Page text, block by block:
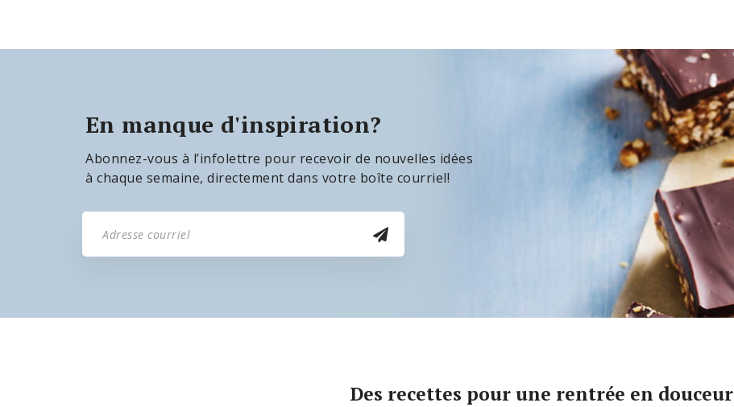
En manque d'inspiration?
Abonnez-vous à l’infolettre pour recevoir de nouvelles idées
à chaque semaine, directement dans votre boîte courriel!
Des recettes pour une rentrée en douceur